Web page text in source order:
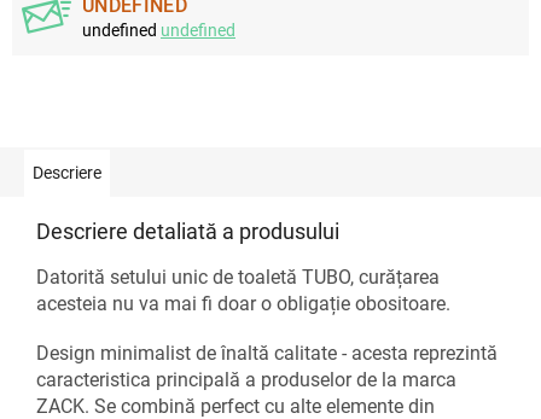
UNDEFINED
undefined undefined
Descriere
Descriere detaliată a produsului
Datorită setului unic de toaletă TUBO, curățarea
acesteia nu va mai fi doar o obligație obositoare.
Design minimalist de înaltă calitate - acesta reprezintă
caracteristica principală a produselor de la marca
ZACK. Se combină perfect cu alte elemente din